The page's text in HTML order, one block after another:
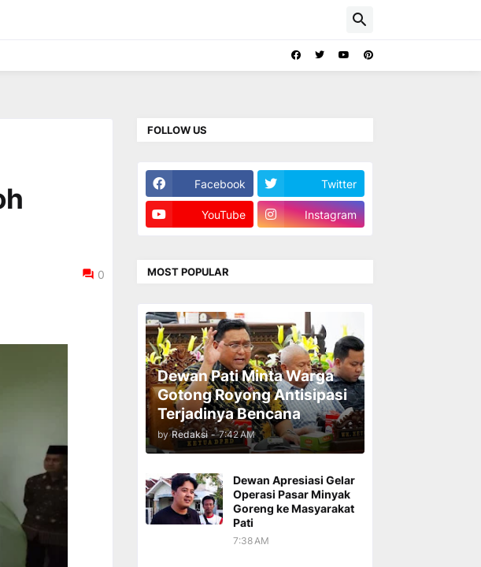
0
FOLLOW US
Facebook Twitter
YouTube Instagram
MOST POPULAR
Dewan Pati Minta Warga
Gotong Royong Antisipasi
Terjadinya Bencana
by Redaksi - 7:42 AM
Dewan Apresiasi Gelar
Operasi Pasar Minyak
Goreng ke Masyarakat
Pati
7:38 AM